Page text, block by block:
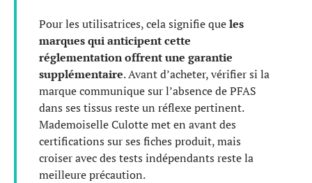
Pour les utilisatrices, cela signifie queles
marques qui anticipent cette
réglementation offrent une garantie
supplémentaire. Avant d’acheter, vérifier si la
marque communique sur l’absence de PFAS
dans ses tissus reste un réflexe pertinent.
Mademoiselle Culotte met en avant des
certifications sur ses fiches produit, mais
croiser avec des tests indépendants reste la
meilleure précaution.